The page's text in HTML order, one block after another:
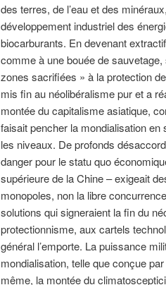
des terres, de l’eau et des
développement industriel des
biocarburants. En devenant
comme à une bouée de
zones sacrifiées » à la protection
mis fin au néolibéralisme pur et a
montée du capitalisme asiatique,
faisait pencher la mondialisation
les niveaux. De profonds
danger pour le statu quo
supérieure de la Chine – exigeait
monopoles, non la libre
solutions qui signeraient la fin du
protectionnisme, aux cartels
général l’emporte. La puissance
mondialisation, telle que conçue
même, la montée du